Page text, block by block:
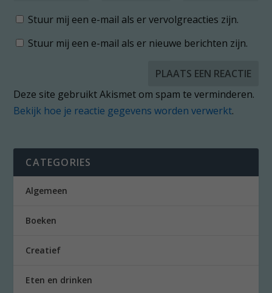
Stuur mij een e-mail als er vervolgreacties zijn.
Stuur mij een e-mail als er nieuwe berichten zijn.
Deze site gebruikt Akismet om spam te verminderen.
Bekijk hoe je reactie gegevens worden verwerkt.
CATEGORIES
Algemeen
Boeken
Creatief
Eten en drinken